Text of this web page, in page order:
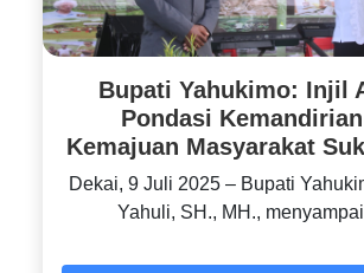
Bupati Yahukimo: Injil
Pondasi
Kemajuan Masyarakat
‎‎Dekai, 9 Juli 2025 – Bupati
Yahuli, SH., MH.,